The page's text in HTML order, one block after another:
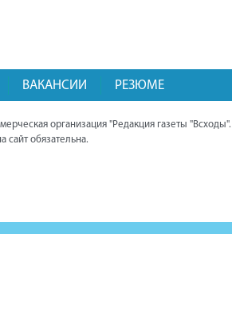
ВАКАНСИИ РЕЗЮМЕ
организация "Редакция газеты
сайт обязательна.